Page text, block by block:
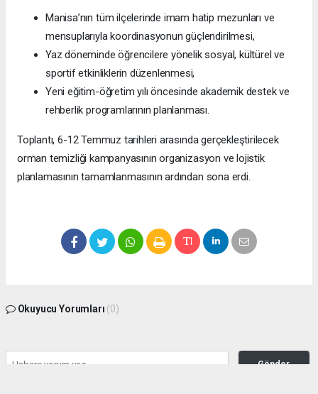
Manisa’nın tüm ilçelerinde imam hatip mezunları ve
mensuplarıyla koordinasyonun güçlendirilmesi,
Yaz döneminde öğrencilere yönelik sosyal, kültürel ve
sportif etkinliklerin düzenlenmesi,
Yeni eğitim-öğretim yılı öncesinde akademik destek ve
rehberlik programlarının planlanması.
Toplantı, 6-12 Temmuz tarihleri arasında gerçekleştirilecek
orman temizliği kampanyasının organizasyon ve lojistik
planlamasının tamamlanmasının ardından sona erdi.
Okuyucu Yorumları (0)
Gönder